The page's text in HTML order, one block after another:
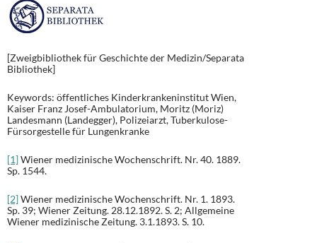
[Zweigbibliothek für Geschichte der Medizin/Separata
Bibliothek]
Keywords: öffentliches Kinderkrankeninstitut Wien,
Kaiser Franz Josef-Ambulatorium, Moritz (Moriz)
Landesmann (Landegger), Polizeiarzt, Tuberkulose-
Fürsorgestelle für Lungenkranke
[1] Wiener medizinische Wochenschrift. Nr. 40. 1889.
Sp. 1544.
[2] Wiener medizinische Wochenschrift. Nr. 1. 1893.
Sp. 39; Wiener Zeitung. 28.12.1892. S. 2; Allgemeine
Wiener medizinische Zeitung. 3.1.1893. S. 10.